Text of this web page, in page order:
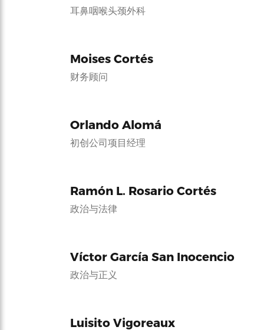
耳鼻咽喉头颈外科
Moises Cortés
财务顾问
Orlando Alomá
初创公司项目经理
Ramón L. Rosario Cortés
政治与法律
Víctor García San Inocencio
政治与正义
Luisito Vigoreaux